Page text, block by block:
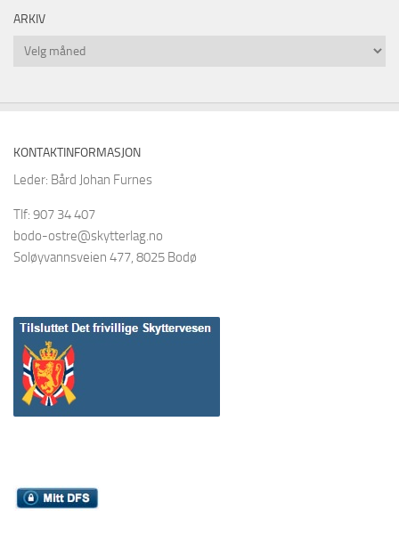
ARKIV
Arkiv
KONTAKTINFORMASJON
Leder: Bård Johan Furnes
Tlf: 907 34 407
bodo-ostre@skytterlag.no
Soløyvannsveien 477, 8025 Bodø